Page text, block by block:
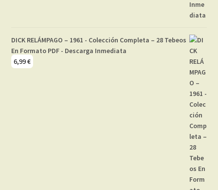
DICK RELÁMPAGO – 1961 - Colección Completa – 28 Tebeos
En Formato PDF - Descarga Inmediata
6,99€